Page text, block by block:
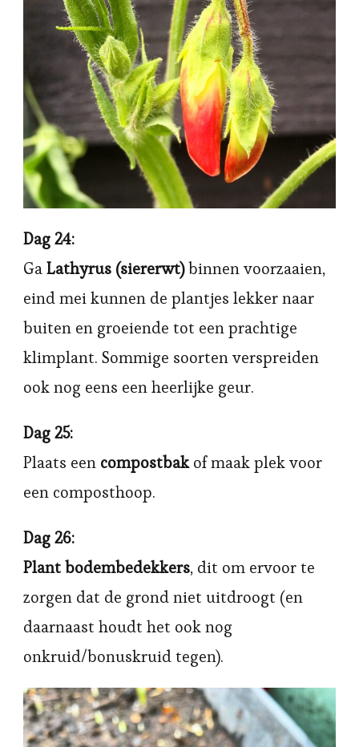
Dag 24:
GaLathyrus (siererwt)binnen voorzaaien,
eind mei kunnen de plantjes lekker naar
buiten en groeiende tot een prachtige
klimplant. Sommige soorten verspreiden
ook nog eens een heerlijke geur.
Dag 25:
Plaats een compostbakof maak plek voor
een composthoop.
Dag 26:
Plant bodembedekkers, dit om ervoor te
zorgen dat de grond niet uitdroogt (en
daarnaast houdt het ook nog
onkruid/bonuskruid tegen).